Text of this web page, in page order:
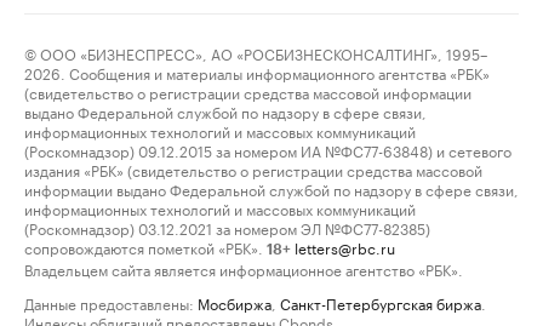
© ООО «БИЗНЕСПРЕСС», АО «РОСБИЗНЕСКОНСАЛТИНГ», 1995–
2026. Сообщения и материалы информационного агентства «РБК»
(свидетельство о регистрации средства массовой информации
выдано Федеральной службой по надзору в сфере связи,
информационных технологий и массовых коммуникаций
(Роскомнадзор) 09.12.2015 за номером ИА №ФС77-63848) и сетевого
издания «РБК» (свидетельство о регистрации средства массовой
информации выдано Федеральной службой по надзору в сфере связи,
информационных технологий и массовых коммуникаций
(Роскомнадзор) 03.12.2021 за номером ЭЛ №ФС77-82385)
сопровождаются пометкой «РБК».
18+ letters@rbc.ru
Владельцем сайта является информационное агентство «РБК».
Данные предоставлены: Мосбиржа Санкт-Петербургская биржа